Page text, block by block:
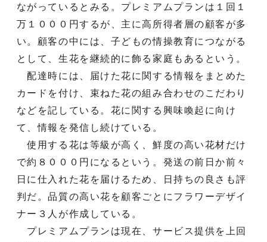
ながっているとみる。プレミアムプランは１回１
万１０００円するが、主に高所得者層の顧客が多
い。顧客の中には、子どもの情操教育につながる
として、生花を継続的に飾る家庭もあるという。
配達時には、届けた花に関する情報をまとめた
カードを付け、束ねた花の組み合わせのこだわり
などを記している。花に関する興味喚起に向け
て、情報を発信し続けている。
使用する花は等級が高く、鮮度の高い花材だけ
で約８０００円になるという。発送の前日か前々
日に仕入れた花を届けるため、日持ちの良さも評
判だ。品質の高い花を顧客ごとにフラワーデザイ
ナー３人が作成している。
プレミアムプランは現在、サービス提供を上回